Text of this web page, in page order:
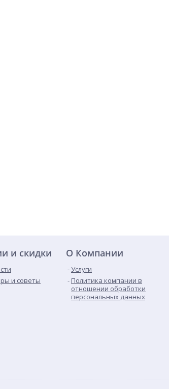
и скидки
и советы
О Компании
Услуги
Политика компании в
отношении обработки
персональных данных